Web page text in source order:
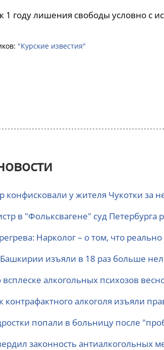
1 году лишения свободы условно с
"Курские известия"
конфисковали у жителя Чукотки за
в "Фольксвагене" суд
Нарколог – о том, что
изъяли в 18 раз больше
всплеске алкогольных психозов
контрафактного алкоголя изъяли
попали в больницу после
законность антиалкогольных